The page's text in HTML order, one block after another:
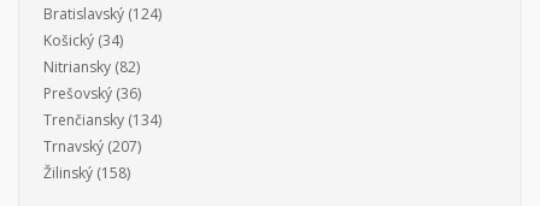
Bratislavský (124)
Košický (34)
Nitriansky (82)
Prešovský (36)
Trenčiansky (134)
Trnavský (207)
Žilinský (158)